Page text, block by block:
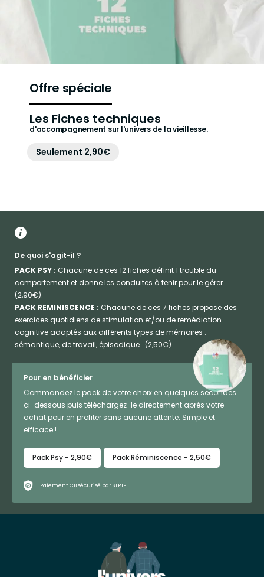
Offre spéciale
Les Fiches techniques
d'accompagnement sur l'univers de la vieillesse.
Seulement 2,90€
De quoi s'agit-il ?
PACK PSY : Chacune de ces 12 fiches définit 1 trouble du
comportement et donne les conduites à tenir pour le gérer
(2,90€).
PACK REMINISCENCE : Chacune de ces 7 fiches propose des
exercices quotidiens de stimulation et/ou de remédiation
cognitive adaptés aux différents types de mémoires :
sémantique, de travail, épisodique… (2,50€)
Pour en bénéficier
Commandez le pack de votre choix en quelques secondes
ci-dessous puis téléchargez-le directement après votre
achat pour en profiter sans aucune attente. Simple et
efficace !
Pack Psy - 2,90€ Pack Réminiscence - 2,50€
Paiement CB sécurisé par STRIPE